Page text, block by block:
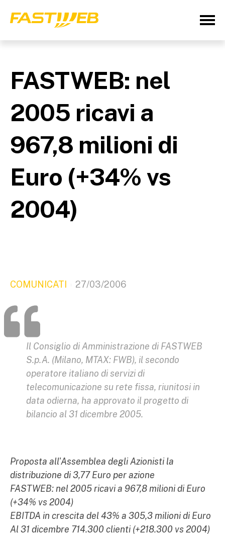
FASTWEB: nel
2005 ricavi a
967,8 milioni di
Euro (+34% vs
2004)
COMUNICATI 27/03/2006
Il Consiglio di Amministrazione di FASTWEB
S.p.A. (Milano, MTAX: FWB), il secondo
operatore italiano di servizi di
telecomunicazione su rete fissa, riunitosi in
data odierna, ha approvato il progetto di
bilancio al 31 dicembre 2005.
Proposta all'Assemblea degli Azionisti la
distribuzione di 3,77 Euro per azione
FASTWEB: nel 2005 ricavi a 967,8 milioni di Euro
(+34% vs 2004)
EBITDA in crescita del 43% a 305,3 milioni di Euro
Al 31 dicembre 714.300 clienti (+218.300 vs 2004)